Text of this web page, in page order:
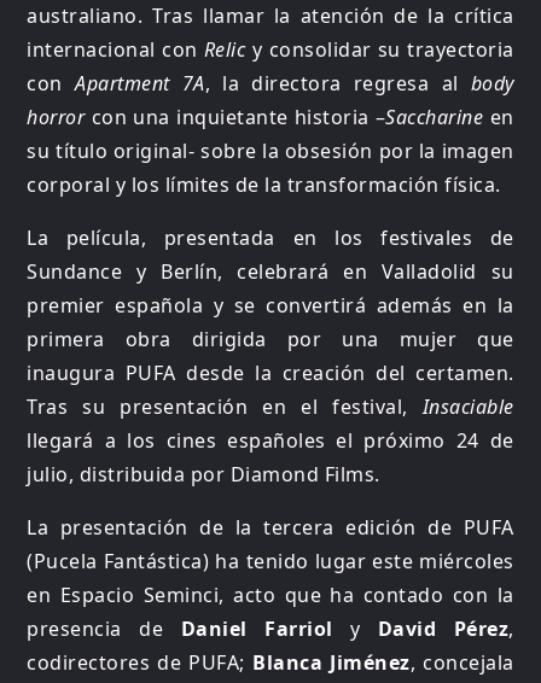
australiano. Tras llamar la atención de la crítica
internacional con Relicy consolidar su trayectoria
conApartment 7A, la directora regresa al body
horrorcon una inquietante historia –Saccharine en
su título original- sobre la obsesión por la imagen
corporal y los límites de la transformación física.
La película, presentada en los festivales de
Sundance y Berlín, celebrará en Valladolid su
premier española y se convertirá además en la
primera obra dirigida por una mujer que
inaugura PUFA desde la creación del certamen.
Tras su presentación en el festival,Insaciable
llegará a los cines españoles el próximo 24 de
julio, distribuida por Diamond Films.
La presentación de la tercera edición de PUFA
(Pucela Fantástica) ha tenido lugar este miércoles
en Espacio Seminci, acto que ha contado con la
presencia de Daniel Farriol y David Pérez,
codirectores de PUFA; Blanca Jiménez, concejala